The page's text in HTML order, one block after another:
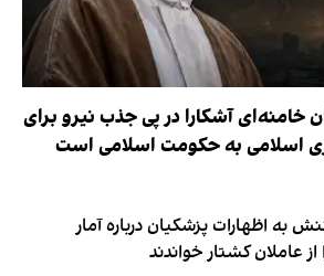
خامنه‌ای آشکارا در پی جذب نیرو برای
اسلامی به حکومت اسلامی است
به اظهارات پزشکیان درباره آمار
از عاملان کشتار خواندند